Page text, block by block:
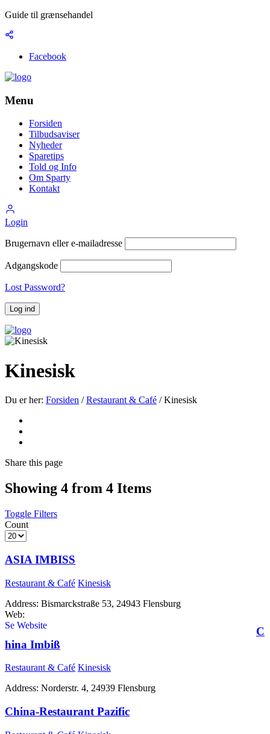
Guide til grænsehandel
Facebook
Menu
Forsiden
Tilbudsaviser
Nyheder
Sparetips
Told og Info
Om Sparty
Kontakt
Login
Brugernavn eller e-mailadresse
Adgangskode
Lost Password?
Kinesisk
Du er her: Forsiden / Restaurant & Café / Kinesisk
Share this page
Showing 4 from 4 Items
Toggle Filters
Count
ASIA IMBISS
Restaurant & Café Kinesisk
Address: Bismarckstraße 53, 24943 Flensburg
Web:
https://speisekartenweb.de/restaurants/flensburg/asia-imbiss-51585 C
hina Imbiß
Restaurant & Café Kinesisk
Address: Norderstr. 4, 24939 Flensburg
China-Restaurant Pazific